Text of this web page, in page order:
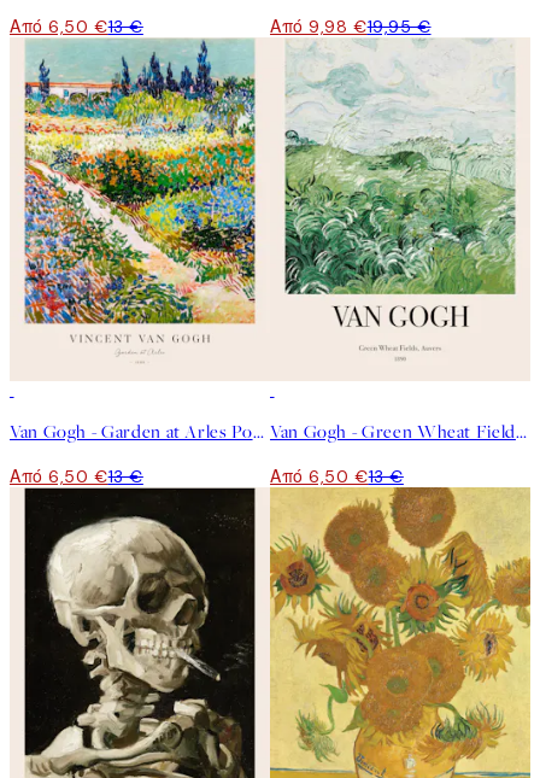
Από 6,50 €13 € Από 9,98 €19,95 €
Van Gogh - Garden at Arles Poster
Από 6,50 €13 €
Van Gogh - Green Wheat Fields, Auvers No2 Poster
Από 6,50 €13 €